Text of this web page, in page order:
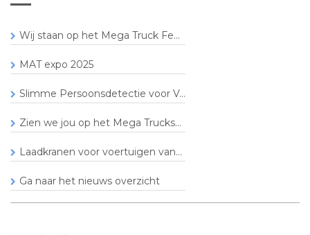
Wij staan op het Mega Truck Fe...
MAT expo 2025
Slimme Persoonsdetectie voor V...
Zien we jou op het Mega Trucks...
Laadkranen voor voertuigen van...
Ga naar het nieuws overzicht